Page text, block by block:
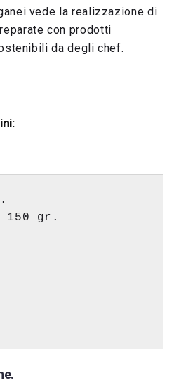
vede la realizzazione di
con prodotti
da degli chef.
150 gr.